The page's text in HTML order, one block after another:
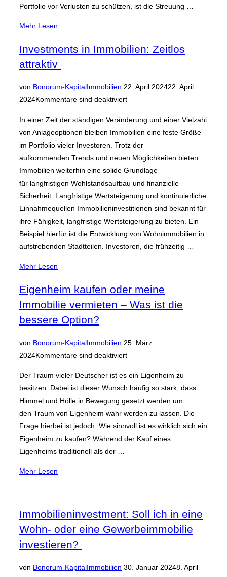
Portfolio vor Verlusten zu schützen, ist die Streuung …
Mehr über
vor
Verlusten:
zur
Absicherung
Lesen
Investments in Immobilien: Zeitlos
attraktiv
von Bonorum-KapitalImmobilien Veröffentlicht
am
22. April 202422. April
2024Kommentare sind deaktiviert
In einer Zeit der ständigen Veränderung und einer Vielzahl
von Anlageoptionen bleiben Immobilien eine feste Größe
im Portfolio vieler Investoren. Trotz der
aufkommenden Trends und neuen Möglichkeiten bieten
Immobilien weiterhin eine solide Grundlage
für langfristigen Wohlstandsaufbau und finanzielle
Sicherheit. Langfristige Wertsteigerung und kontinuierliche
Einnahmequellen Immobilieninvestitionen sind bekannt für
ihre Fähigkeit, langfristige Wertsteigerung zu bieten. Ein
Beispiel hierfür ist die Entwicklung von Wohnimmobilien in
aufstrebenden Stadtteilen. Investoren, die frühzeitig …
Mehr über
in
Immobilien:
Zeitlos
Lesen
Eigenheim kaufen oder meine
Immobilie vermieten – Was ist die
bessere Option?
von Bonorum-KapitalImmobilien Veröffentlicht
am
25. März
2024Kommentare sind deaktiviert
Der Traum vieler Deutscher ist es ein Eigenheim zu
besitzen. Dabei ist dieser Wunsch häufig so stark, dass
Himmel und Hölle in Bewegung gesetzt werden um
den Traum von Eigenheim wahr werden zu lassen. Die
Frage hierbei ist jedoch: Wie sinnvoll ist es wirklich sich ein
Eigenheim zu kaufen? Während der Kauf eines
Eigenheims traditionell als der …
Mehr über
oder
meine
Immobilie
vermieten
Was
Lesen
Immobilieninvestment: Soll ich in eine
Wohn- oder eine Gewerbeimmobilie
investieren?
von Bonorum-KapitalImmobilien Veröffentlicht
30. Januar 20248. April